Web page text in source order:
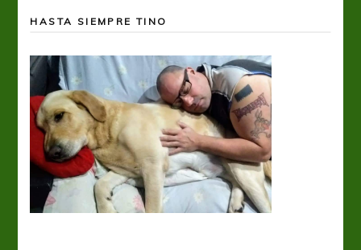
HASTA SIEMPRE TINO